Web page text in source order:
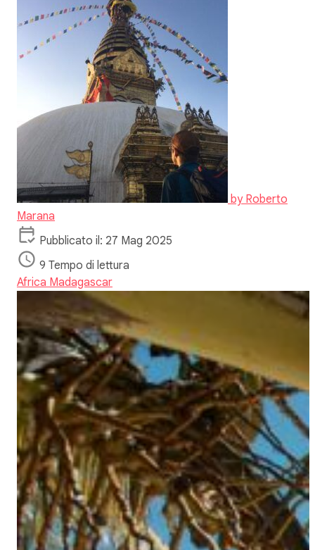
by Roberto
Marana
Pubblicato il: 27 Mag 2025
9 Tempo di lettura
Africa Madagascar